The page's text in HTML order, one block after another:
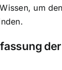
um den